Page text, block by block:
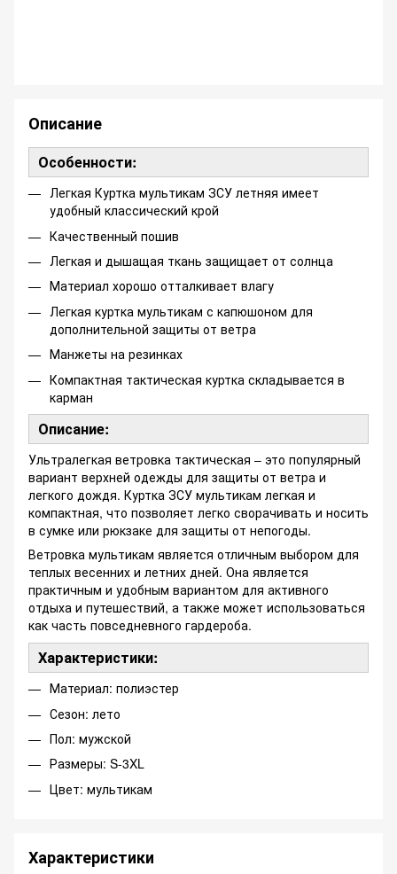
Описание
Особенности:
Легкая Куртка мультикам ЗСУ летняя имеет
удобный классический крой
Качественный пошив
Легкая и дышащая ткань защищает от солнца
Материал хорошо отталкивает влагу
Легкая куртка мультикам с капюшоном для
дополнительной защиты от ветра
Манжеты на резинках
Компактная тактическая куртка складывается в
карман
Описание:
Ультралегкая ветровка тактическая – это популярный
вариант верхней одежды для защиты от ветра и
легкого дождя. Куртка ЗСУ мультикам легкая и
компактная, что позволяет легко сворачивать и носить
в сумке или рюкзаке для защиты от непогоды.
Ветровка мультикам является отличным выбором для
теплых весенних и летних дней. Она является
практичным и удобным вариантом для активного
отдыха и путешествий, а также может использоваться
как часть повседневного гардероба.
Характеристики:
Материал: полиэстер
Сезон: лето
Пол: мужской
Размеры: S-3XL
Цвет: мультикам
Характеристики